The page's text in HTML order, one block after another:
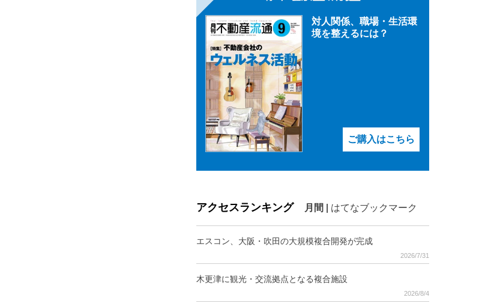
対人関係、職場・生活環
境を整えるには？
ご購入はこちら
アクセスランキング 月間 はてなブックマーク
エスコン、大阪・吹田の大規模複合開発が完成
2026/7/31
木更津に観光・交流拠点となる複合施設
2026/8/4